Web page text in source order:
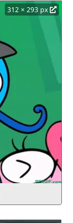
312 × 293 px